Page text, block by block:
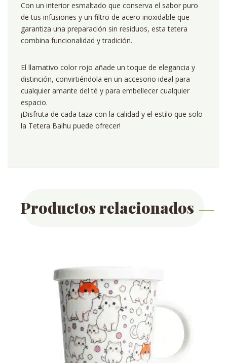
Con un interior esmaltado que conserva el sabor puro
de tus infusiones y un filtro de acero inoxidable que
garantiza una preparación sin residuos, esta tetera
combina funcionalidad y tradición.
El llamativo color rojo añade un toque de elegancia y
distinción, convirtiéndola en un accesorio ideal para
cualquier amante del té y para embellecer cualquier
espacio.
¡Disfruta de cada taza con la calidad y el estilo que solo
la Tetera Baihu puede ofrecer!
Productos relacionados